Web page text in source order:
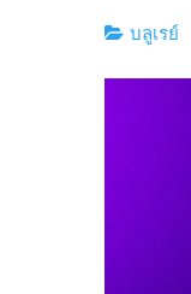
บลูเรย์